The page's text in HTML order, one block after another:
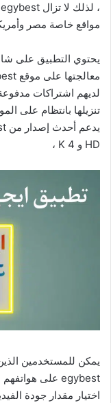
مواقع خاصة مصر
يحتوي التطبيق على
لديهم اشتراكات
تنزيلها بانتظام على
HD و 4 K ،
يمكن للمستخدمين
اختيار مقدار جودة